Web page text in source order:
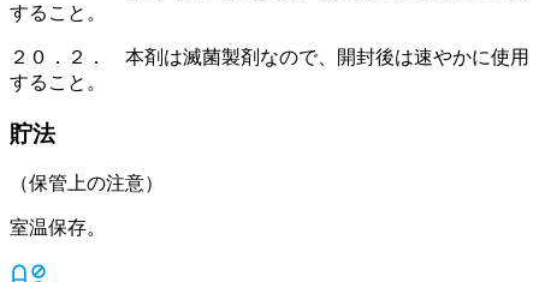
すること。
２０．２． 本剤は滅菌製剤なので、開封後は速やかに使用
すること。
貯法
（保管上の注意）
室温保存。